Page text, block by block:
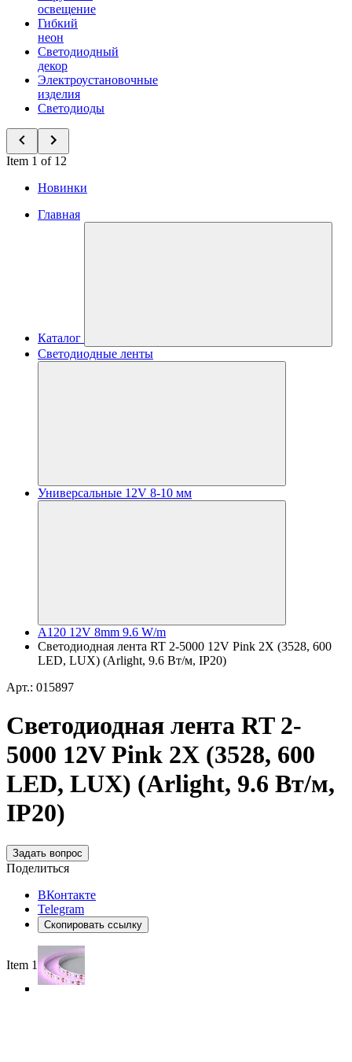
освещение
Гибкий
неон
Светодиодный
декор
Электроустановочные
изделия
Светодиоды
Item 1 of 12
Новинки
Главная
Каталог
Светодиодные ленты
Универсальные 12V 8-10 мм
A120 12V 8mm 9.6 W/m
Светодиодная лента RT 2-5000 12V Pink 2X (3528, 600
LED, LUX) (Arlight, 9.6 Вт/м, IP20)
Арт.: 015897
Светодиодная лента RT 2-
5000 12V Pink 2X (3528, 600
LED, LUX) (Arlight, 9.6 Вт/м,
IP20)
Задать вопрос
Поделиться
ВКонтакте
Telegram
Скопировать ссылку
Item 1 of 4